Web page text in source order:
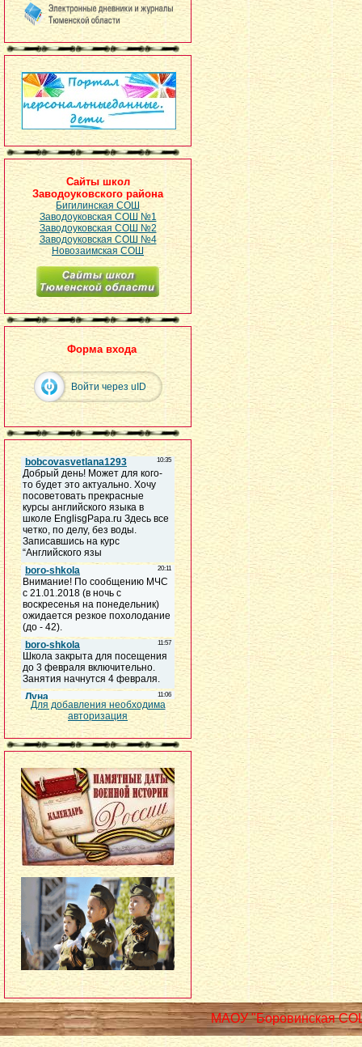
Сайты школ
Заводоуковского района
Бигилинская СОШ
Заводоуковская СОШ №1
Заводоуковская СОШ №2
Заводоуковская СОШ №4
Новозаимская СОШ
Форма входа
Войти через uID
Для добавления необходима
авторизация
МАОУ "Боровинская